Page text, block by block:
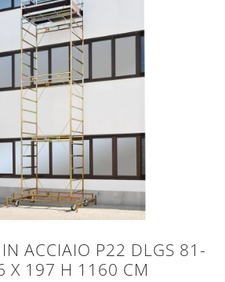
ACCIAIO P22 DLGS 81-
X 197 H 1160 CM